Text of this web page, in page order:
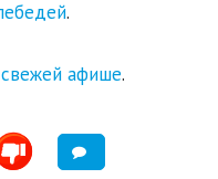
.
свежей афише.